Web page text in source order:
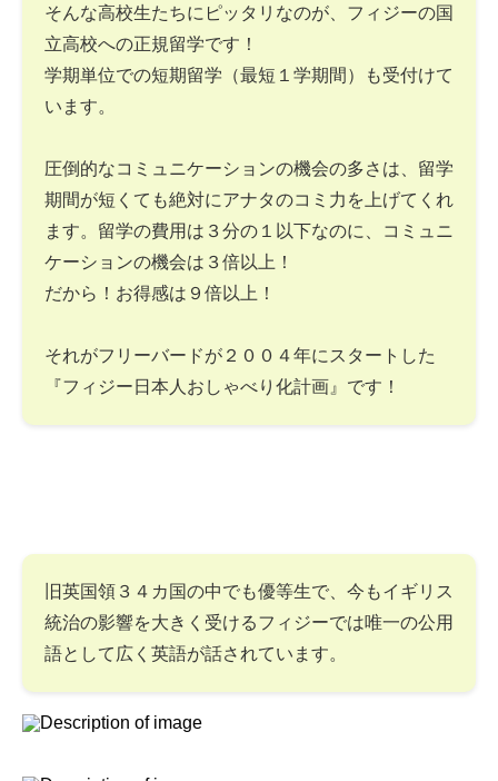
そんな高校生たちにピッタリなのが、フィジーの国
立高校への正規留学です！
学期単位での短期留学（最短１学期間）も受付けて
います。
圧倒的なコミュニケーションの機会の多さは、留学
期間が短くても絶対にアナタのコミ力を上げてくれ
ます。留学の費用は３分の１以下なのに、コミュニ
ケーションの機会は３倍以上！
だから！お得感は９倍以上！
それがフリーバードが２００４年にスタートした
『フィジー日本人おしゃべり化計画』です！
旧英国領３４カ国の中でも優等生で、今もイギリス
統治の影響を大きく受けるフィジーでは唯一の公用
語として広く英語が話されています。